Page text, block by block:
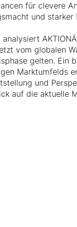
für clevere
und starker
vom globalen
gelten. Ein
Marktumfelds
und
auf die aktuelle